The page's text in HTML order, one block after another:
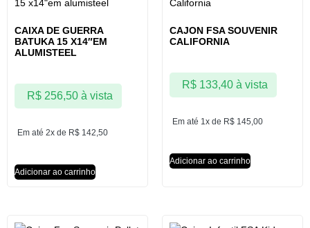
CAIXA DE GUERRA
BATUKA 15 X14″EM
ALUMISTEEL
Em até 2x de R$ 142,50
R$256,50 à vista
Adicionar ao carrinho
CAJON FSA SOUVENIR
CALIFORNIA
Em até 1x de R$ 145,00
R$133,40 à vista
Adicionar ao carrinho